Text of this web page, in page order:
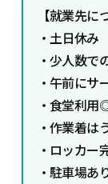
【就業先に
・土日休み
・少人数で
・午前にサ
・食堂利
・作業着は
・ロッカー
・駐車場